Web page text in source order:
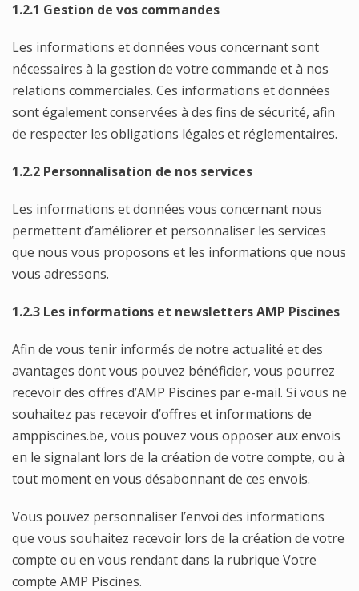
1.2.1 Gestion de vos commandes
Les informations et données vous concernant sont
nécessaires à la gestion de votre commande et à nos
relations commerciales. Ces informations et données
sont également conservées à des fins de sécurité, afin
de respecter les obligations légales et réglementaires.
1.2.2 Personnalisation de nos services
Les informations et données vous concernant nous
permettent d’améliorer et personnaliser les services
que nous vous proposons et les informations que nous
vous adressons.
1.2.3 Les informations et newsletters AMP Piscines
Afin de vous tenir informés de notre actualité et des
avantages dont vous pouvez bénéficier, vous pourrez
recevoir des offres d’AMP Piscines par e-mail. Si vous ne
souhaitez pas recevoir d’offres et informations de
amppiscines.be, vous pouvez vous opposer aux envois
en le signalant lors de la création de votre compte, ou à
tout moment en vous désabonnant de ces envois.
Vous pouvez personnaliser l’envoi des informations
que vous souhaitez recevoir lors de la création de votre
compte ou en vous rendant dans la rubrique Votre
compte AMP Piscines.